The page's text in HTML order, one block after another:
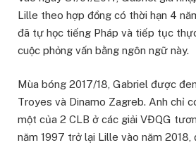
Lille theo hợp đồng có thời hạn 4
đã tự học tiếng Pháp và tiếp tục
cuộc phỏng vấn bằng ngôn ngữ này.
Mùa bóng 2017/18, Gabriel được
Troyes và Dinamo Zagreb. Anh chỉ
một của 2 CLB ở các giải VĐQG
năm 1997 trở lại Lille vào năm 2018,